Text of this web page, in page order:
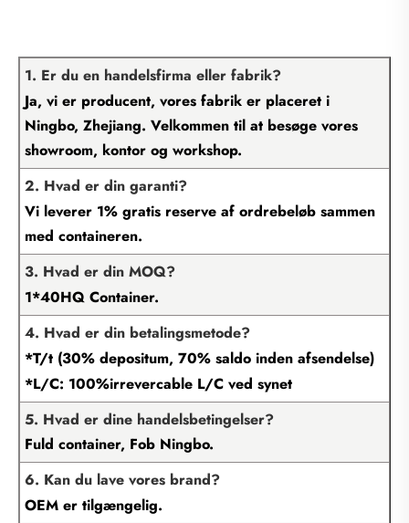
1. Er du en handelsfirma eller fabrik?
Ja, vi er producent, vores fabrik er placeret i
Ningbo, Zhejiang. Velkommen til at besøge vores
showroom, kontor og workshop.
2. Hvad er din garanti?
Vi leverer 1% gratis reserve af ordrebeløb sammen
med containeren.
3. Hvad er din MOQ?
1*40HQ Container.
4. Hvad er din betalingsmetode?
*T/t (30% depositum, 70% saldo inden afsendelse)
*L/C: 100%irrevercable L/C ved synet
5. Hvad er dine handelsbetingelser?
Fuld container, Fob Ningbo.
6. Kan du lave vores brand?
OEM er tilgængelig.